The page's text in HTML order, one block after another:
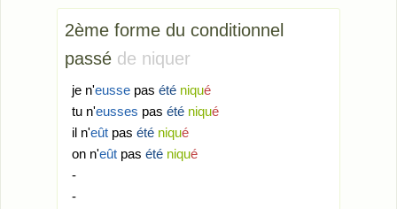
2ème forme du conditionnel
passé de niquer
je n'eusse pas été niqué
tu n'eusses pas été niqué
il n'eût pas été niqué
on n'eût pas été niqué
-
-